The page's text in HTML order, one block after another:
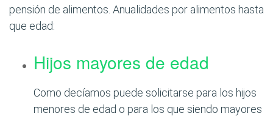
pensión de alimentos. Anualidades por alimentos hasta
que edad:
Hijos mayores de edad
Como decíamos puede solicitarse para los hijos
menores de edad o para los que siendo mayores